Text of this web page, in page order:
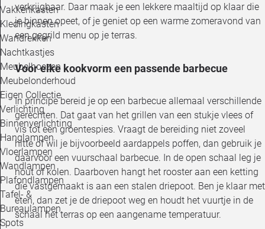
Vakkenkasten
Kledingkasten
Wandrekken
Nachtkastjes
Meubelhoezen
Meubelonderhoud
Eigen Collectie
Verlichting
Binnenverlichting
Hanglampen
Vloerlampen
Wandlampen
Plafondlampen
Tafel- &
Bureaulampen
Spots
verkrijgbaar. Daar maak je een lekkere maaltijd op klaar die
je binnen opeet, of je geniet op een warme zomeravond van
een gegrild menu op je terras.
Voor elke kookvorm een passende barbecue
In principe bereid je op een barbecue allemaal verschillende
gerechten. Dat gaat van het grillen van een stukje vlees of
vis tot een groentespies. Vraagt de bereiding niet zoveel
hitte of wil je bijvoorbeeld aardappels poffen, dan gebruik je
daarvoor een vuurschaal barbecue. In de open schaal leg je
hout of kolen. Daarboven hangt het rooster aan een ketting
die vastgemaakt is aan een stalen driepoot. Ben je klaar met
eten, dan zet je de driepoot weg en houdt het vuurtje in de
schaal het terras op een aangename temperatuur.